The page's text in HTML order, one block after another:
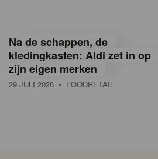
Na de schappen, de
kledingkasten: Aldi zet in op
zijn eigen merken
29 JULI 2026 • FOODRETAIL